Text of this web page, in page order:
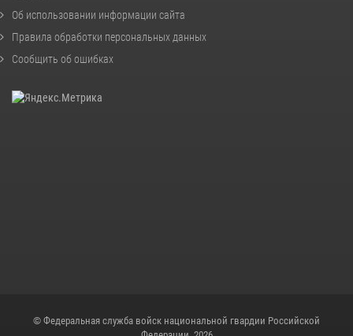
Об использовании информации сайта
Правила обработки персональных данных
Сообщить об ошибках
© Федеральная служба войск национальной гвардии Российской